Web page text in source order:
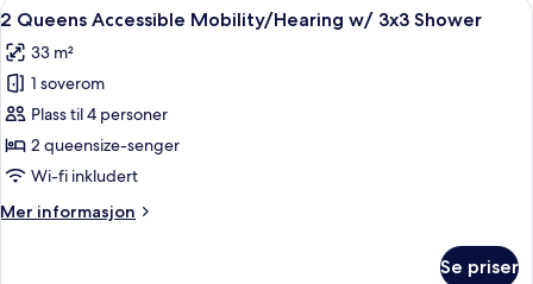
Suite
w/
3x3
Shower
Åpne
alle
bildene
av
2
Queens
Accessible
w/
5
2 Queens Accessible Mobility/Hearing w/ 3x3 Shower
33 m²
1 soverom
Plass til 4 personer
2 queensize-senger
Wi-fi inkludert
Mer informasjon
Mer
Se priser